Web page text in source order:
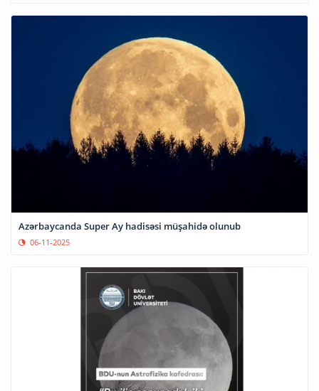
Azərbaycanda Super Ay hadisəsi müşahidə olunub
06-11-2025